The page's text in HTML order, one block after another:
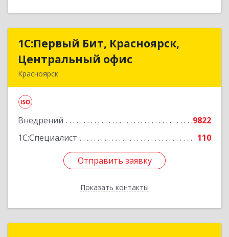
1С:Первый Бит, Красноярск,
Центральный офис
Красноярск
Внедрений
9822
1С:Специалист
110
Отправить заявку
Показать контакты
1С:Первый Бит, Красноярск,
Центральный офис
Подробнее
Отправить заявку
Назад